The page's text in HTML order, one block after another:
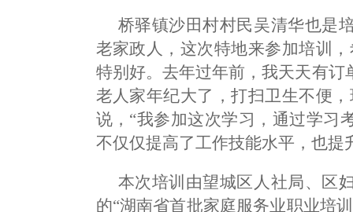
桥驿镇沙田村村民吴清华也是
老家政人，这次特地来参加培训
特别好。去年过年前，我天天有
老人家年纪大了，打扫卫生不便
说，“我参加这次学习，通过学习
不仅仅提高了工作技能水平，也提
本次培训由望城区人社局、区
的“湖南省首批家庭服务业职业培